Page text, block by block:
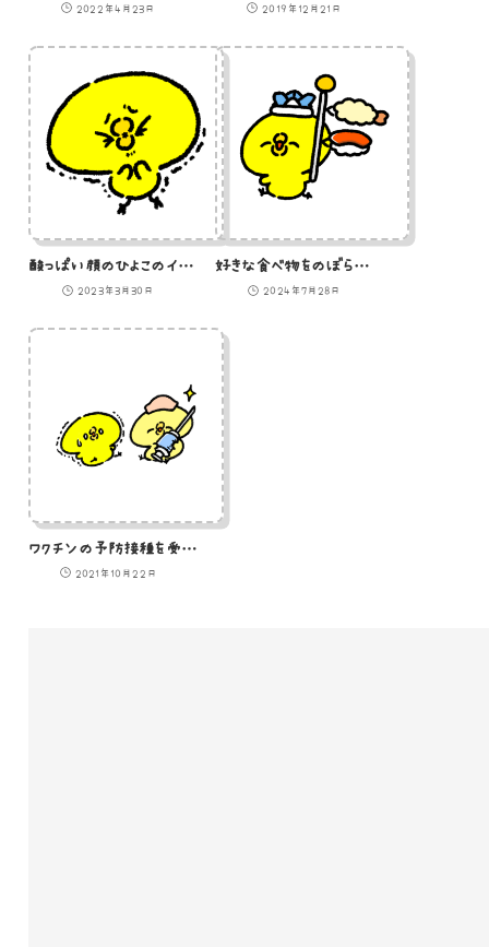
2022年4月23日 2019年12月21日
酸っぱい顔のひよこのイラスト
2023年3月30日
好きな食べ物をのぼらせているひよこ
2024年7月28日
ワクチンの予防接種を受けるひよこのイラスト
2021年10月22日